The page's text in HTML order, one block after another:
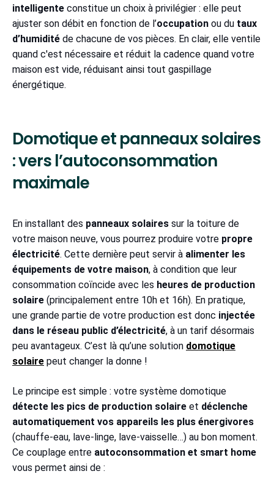
intelligente constitue un choix à privilégier : elle peut
ajuster son débit en fonction de l’occupation ou du taux
d’humidité de chacune de vos pièces. En clair, elle ventile
quand c'est nécessaire et réduit la cadence quand votre
maison est vide, réduisant ainsi tout gaspillage
énergétique.
Domotique et panneaux solaires
: vers l’autoconsommation
maximale
En installant des panneaux solaires sur la toiture de
votre maison neuve, vous pourrez produire votre propre
électricité. Cette dernière peut servir à alimenter les
équipements de votre maison, à condition que leur
consommation coïncide avec les heures de production
solaire (principalement entre 10h et 16h). En pratique,
une grande partie de votre production est donc injectée
dans le réseau public d’électricité, à un tarif désormais
peu avantageux. C’est là qu’une solution domotique
solaire peut changer la donne !
Le principe est simple : votre système domotique
détecte les pics de production solaire et déclenche
automatiquement vos appareils les plus énergivores
(chauffe-eau, lave-linge, lave-vaisselle…) au bon moment.
Ce couplage entre autoconsommation et smart home
vous permet ainsi de :